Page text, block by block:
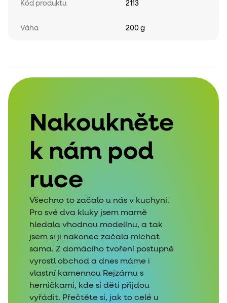
Kód produktu 2113
Váha 200 g
Nakoukněte
k nám pod
ruce
Všechno to začalo u nás v kuchyni.
Pro své dva kluky jsem marně
hledala vhodnou modelínu, a tak
jsem si ji nakonec začala míchat
sama. Z domácího tvoření postupně
vyrostl obchod a dnes máme i
vlastní kamennou Rejzárnu s
herničkami, kde si děti přijdou
vyřádit. Přečtěte si, jak to celé u